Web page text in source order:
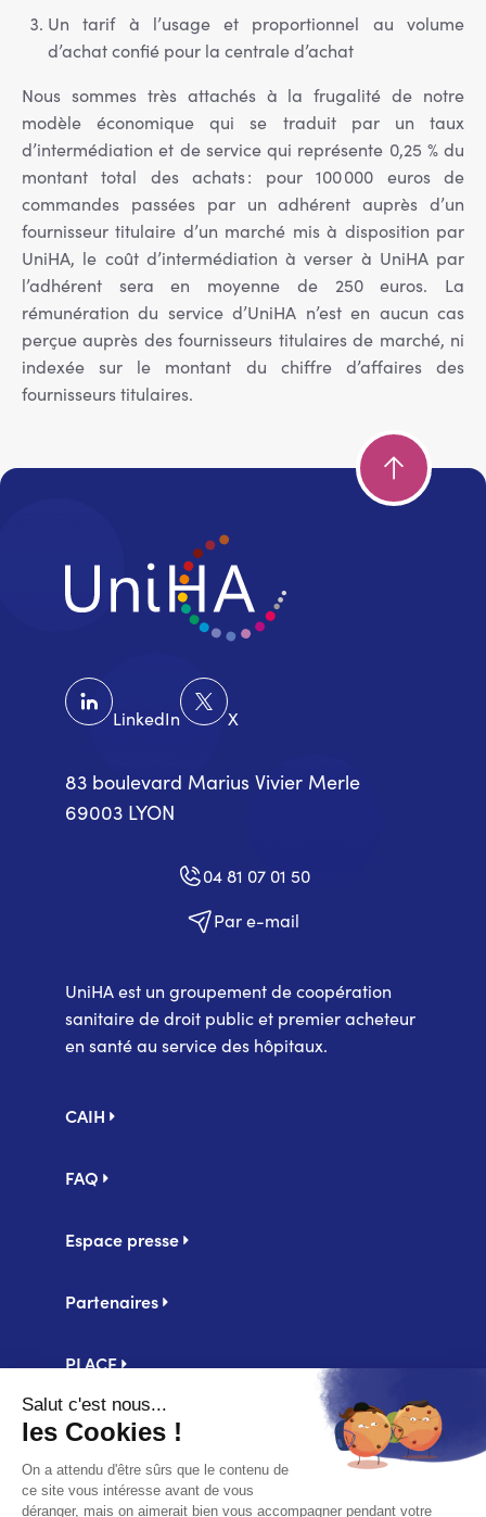
Un tarif à l’usage et proportionnel au volume
d’achat confié pour la centrale d’achat
Nous sommes très attachés à la frugalité de notre
modèle économique qui se traduit par un taux
d’intermédiation et de service qui représente 0,25 % du
montant total des achats : pour 100 000 euros de
commandes passées par un adhérent auprès d’un
fournisseur titulaire d’un marché mis à disposition par
UniHA, le coût d’intermédiation à verser à UniHA par
l’adhérent sera en moyenne de 250 euros. La
rémunération du service d’UniHA n’est en aucun cas
perçue auprès des fournisseurs titulaires de marché, ni
indexée sur le montant du chiffre d’affaires des
fournisseurs titulaires.
LinkedIn X
83 boulevard Marius Vivier Merle
69003 LYON
04 81 07 01 50
Par e-mail
UniHA est un groupement de coopération
sanitaire de droit public et premier acheteur
en santé au service des hôpitaux.
de
CAIH
FAQ
Espace presse
Partenaires
PLACE
Centrale d'achat UniHA